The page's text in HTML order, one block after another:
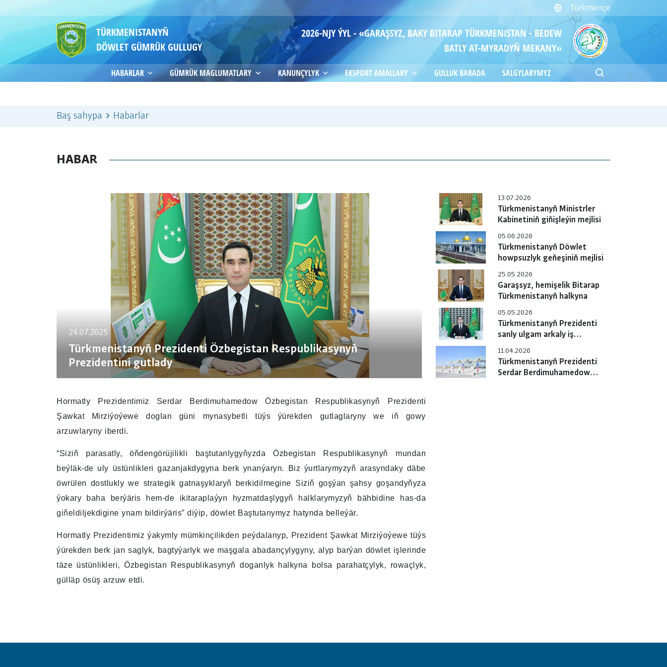
Türkmençe
TÜRKMENISTANYŇ
DÖWLET GÜMRÜK GULLUGY
2026-NJY ÝYL - «GARAŞSYZ, BAKY BITARAP TÜRKMENISTAN - BEDEW
BATLY AT-MYRADYŇ MEKANY»
HABARLAR GÜMRÜK MAGLUMATLARY KANUNÇYLYK EKSPORT AMALLARY GULLUK BARADA SALGYLARYMYZ
Baş sahypa Habarlar
HABAR
24.07.2025
Türkmenistanyň Prezidenti Özbegistan Respublikasynyň
Prezidentini gutlady
13.07.2026
Türkmenistanyň Ministrler
Kabinetiniň giňişleýin mejlisi
05.06.2026
Türkmenistanyň Döwlet
howpsuzlyk geňeşiniň mejlisi
25.05.2026
Garaşsyz, hemişelik Bitarap
Türkmenistanyň halkyna
05.05.2026
Türkmenistanyň Prezidenti
sanly ulgam arkaly iş
11.04.2026
Türkmenistanyň Prezidenti
Serdar Berdimuhamedow
Hormatly Prezidentimiz Serdar Berdimuhamedow Özbegistan Respublikasynyň Prezidenti
Şawkat Mirziýoýewe doglan güni mynasybetli tüýs ýürekden gutlaglaryny we iň gowy
arzuwlaryny iberdi.
“Siziň parasatly, öňdengörüjilikli baştutanlygyňyzda Özbegistan Respublikasynyň mundan
beýläk-de uly üstünlikleri gazanjakdygyna berk ynanýaryn. Biz ýurtlarymyzyň arasyndaky däbe
öwrülen dostlukly we strategik gatnaşyklaryň berkidilmegine Siziň goşýan şahsy goşandyňyza
ýokary baha berýäris hem-de ikitaraplaýyn hyzmatdaşlygyň halklarymyzyň bähbidine has-da
giňeldiljekdigine ynam bildirýäris” diýip, döwlet Baştutanymyz hatynda belleýär.
Hormatly Prezidentimiz ýakymly mümkinçilikden peýdalanyp, Prezident Şawkat Mirziýoýewe tüýs
ýürekden berk jan saglyk, bagtyýarlyk we maşgala abadançylygyny, alyp barýan döwlet işlerinde
täze üstünlikleri, Özbegistan Respublikasynyň doganlyk halkyna bolsa parahatçylyk, rowaçlyk,
gülläp ösüş arzuw etdi.